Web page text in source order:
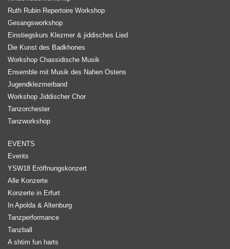
Ruth Rubin Repertoire Workshop
Gesangsworkshop
Einstiegskurs Klezmer & jiddisches Lied
Die Kunst des Badkhones
Workshop Chassidische Musik
Ensemble mit Musik des Nahen Ostens
Jugendklezmerband
Workshop Jiddischer Chor
Tanzorchester
Tanzworkshop
EVENTS
Events
YSW18 Eröffnungskonzert
Alle Konzerte
Konzerte in Erfurt
In Apolda & Altenburg
Tanzperformance
Tanzball
A shtim fun harts